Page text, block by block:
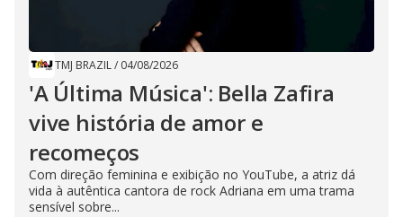
TMJ BRAZIL/ 04/08/2026
'A Última Música': Bella Zafira
vive história de amor e
recomeços
Com direção feminina e exibição no YouTube, a atriz dá
vida à autêntica cantora de rock Adriana em uma trama
sensível sobre...